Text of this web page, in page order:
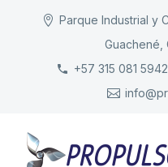
Parque Industrial y
Guachené,
+57 315 081 5942
INICIO